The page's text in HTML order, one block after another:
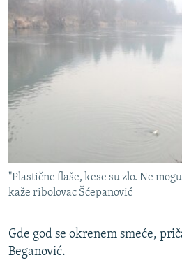
"Plastične flaše, kese su zlo. Ne
kaže ribolovac Šćepanović
Gde god se okrenem smeće,
Beganović.